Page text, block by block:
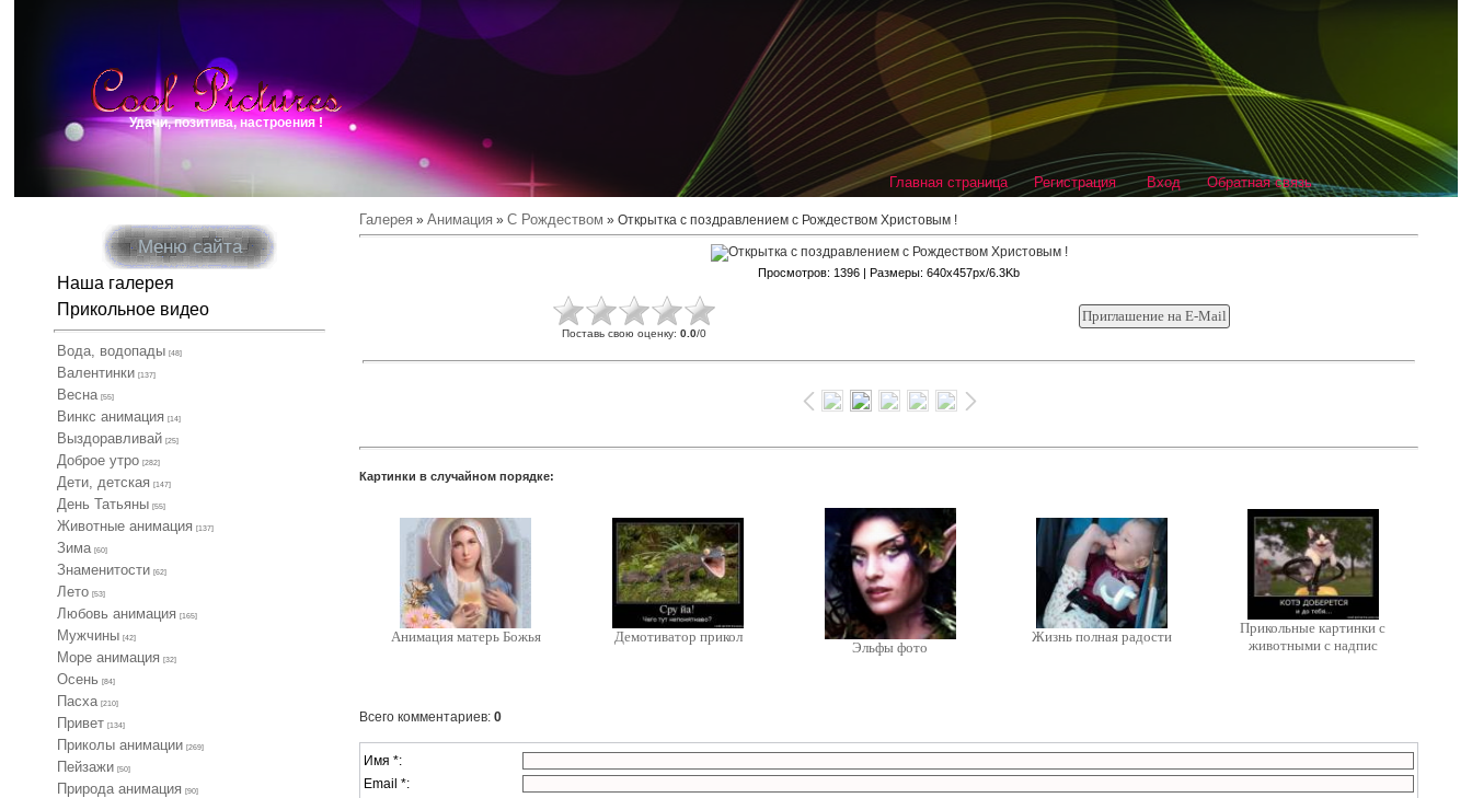
Удачи, позитива, настроения !
Главная страница Регистрация Вход Обратная связь
Меню сайта
Наша галерея
Прикольное видео
Вода, водопады [48]
Валентинки [137]
Весна [55]
Винкс анимация [14]
Выздоравливай [25]
Доброе утро [282]
Дети, детская [147]
День Татьяны [55]
Животные анимация [137]
Зима [60]
Знаменитости [62]
Лето [53]
Любовь анимация [165]
Мужчины [42]
Море анимация [32]
Осень [84]
Пасха [210]
Привет [134]
Приколы анимации [269]
Пейзажи [50]
Природа анимация [90]
Галерея »Анимация »С Рождеством » Открытка с поздравлением с Рождеством Христовым !
Просмотров: 1396 |Размеры: 640x457px/6.3Kb
Поставь свою оценку:0.0/0
Картинки в случайном порядке:
Анимация матерь Божья Демотиватор прикол
Эльфы фото
Жизнь полная радости
Прикольные картинки с
животными с надпис
Всего комментариев:0
Имя *:
Email *: